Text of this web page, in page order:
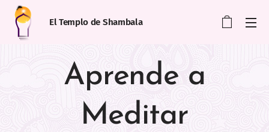
El Templo de Shambala
Aprende a
Meditar